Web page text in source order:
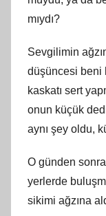
mıydı?
Sevgilimin
düşüncesi beni
kaskatı sert
onun küçük
aynı şey oldu,
O günden
yerlerde
sikimi ağzına